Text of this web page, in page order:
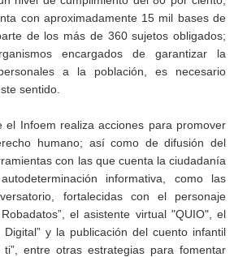
con aproximadamente 15 mil bases de
de los más de 360 sujetos obligados;
encargados de garantizar la
a la población, es necesario
sentido.
el Infoem realiza acciones para promover
humano; así como de difusión del
con las que cuenta la ciudadanía
informativa, como las
fortalecidas con el personaje
el asistente virtual "QUIO", el
Digital” y la publicación del cuento infantil
ti”, entre otras estrategias para fomentar